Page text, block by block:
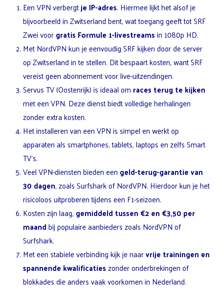
Een VPN verbergtje IP-adres. Hiermee lijkt het alsof je
bijvoorbeeld in Zwitserland bent, wat toegang geeft tot SRF
Zwei voorgratis Formule 1-livestreamsin 1080p HD.
Met NordVPN kun je eenvoudig SRF kijken door de server
op Zwitserland in te stellen. Dit bespaart kosten, want SRF
vereist geen abonnement voor live-uitzendingen.
Servus TV (Oostenrijk) is ideaal om races terug te kijken
met een VPN. Deze dienst biedt volledige herhalingen
zonder extra kosten.
Het installeren van een VPN is simpel en werkt op
apparaten als smartphones, tablets, laptops en zelfs Smart
TV’s.
Veel VPN-diensten bieden een geld-terug-garantie van
30 dagen, zoals Surfshark of NordVPN. Hierdoor kun je het
risicoloos uitproberen tijdens een F1-seizoen.
Kosten zijn laag, gemiddeld tussen €2 en €3,50 per
maandbij populaire aanbieders zoals NordVPN of
Surfshark.
Met een stabiele verbinding kijk je naarvrije trainingen en
spannende kwalificatieszonder onderbrekingen of
blokkades die anders vaak voorkomen in Nederland.